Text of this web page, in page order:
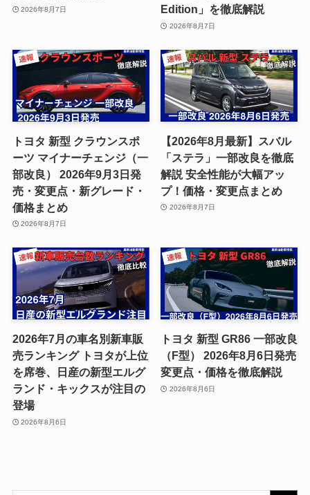
2026年8月7日
Edition」を徹底解説
2026年8月7日
トヨタ 新型 クラウンスポ
ーツ マイナーチェンジ（一
部改良） 2026年9月3日発
売・変更点・新グレード・
価格まとめ
2026年8月7日
【2026年8月最新】スバル
「ステラ」一部改良を徹底
解説 安全性能が大幅アッ
プ！価格・変更点まとめ
2026年8月7日
2026年7月の車名別新車販
売ランキング トヨタが上位
を席巻、日産の新型エルグ
ランド・キックスが注目の
登場
2026年8月6日
トヨタ 新型 GR86 一部改良
（F型） 2026年8月6日発売
変更点・価格を徹底解説
2026年8月6日